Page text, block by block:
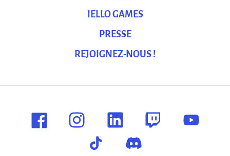
IELLO GAMES
PRESSE
REJOIGNEZ-NOUS !